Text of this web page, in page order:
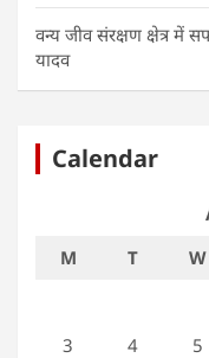
वन्य जीव संरक्षण क्षेत्र में
यादव
Calendar
M
T W
3
4 5